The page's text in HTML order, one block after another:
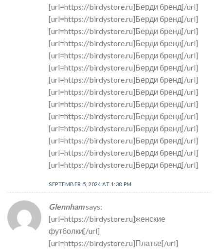
[url=https://birdystore.ru]Берди бренд[/url]
[url=https://birdystore.ru]Берди бренд[/url]
[url=https://birdystore.ru]Берди бренд[/url]
[url=https://birdystore.ru]Берди бренд[/url]
[url=https://birdystore.ru]Берди бренд[/url]
[url=https://birdystore.ru]Берди бренд[/url]
[url=https://birdystore.ru]Берди бренд[/url]
[url=https://birdystore.ru]Берди бренд[/url]
[url=https://birdystore.ru]Берди бренд[/url]
[url=https://birdystore.ru]Берди бренд[/url]
[url=https://birdystore.ru]Берди бренд[/url]
[url=https://birdystore.ru]Берди бренд[/url]
[url=https://birdystore.ru]Берди бренд[/url]
[url=https://birdystore.ru]Берди бренд[/url]
SEPTEMBER 5, 2024 AT 1:38 PM
Glennhamsays:
[url=https://birdystore.ru]женские
футболки[/url]
[url=https://birdystore.ru]Платье[/url]